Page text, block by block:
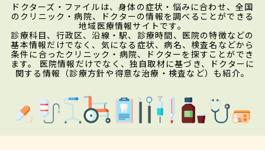
ドクターズ・ファイルは、身体の症状・悩みに合わせ、全国
のクリニック・病院、ドクターの情報を調べることができる
地域医療情報サイトです。
診療科目、行政区、沿線・駅、診療時間、医院の特徴などの
基本情報だけでなく、気になる症状、病名、検査名などから
条件に合ったクリニック・病院、ドクターを探すことができ
ます。 医院情報だけでなく、独自取材に基づき、ドクターに
関する情報（診療方針や得意な治療・検査など）も紹介。